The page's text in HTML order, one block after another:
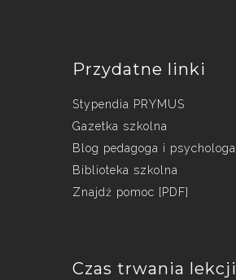
Przydatne linki
Stypendia PRYMUS
Gazetka szkolna
Blog pedagoga i psychologa
Biblioteka szkolna
Znajdź pomoc [PDF]
Czas trwania lekcji